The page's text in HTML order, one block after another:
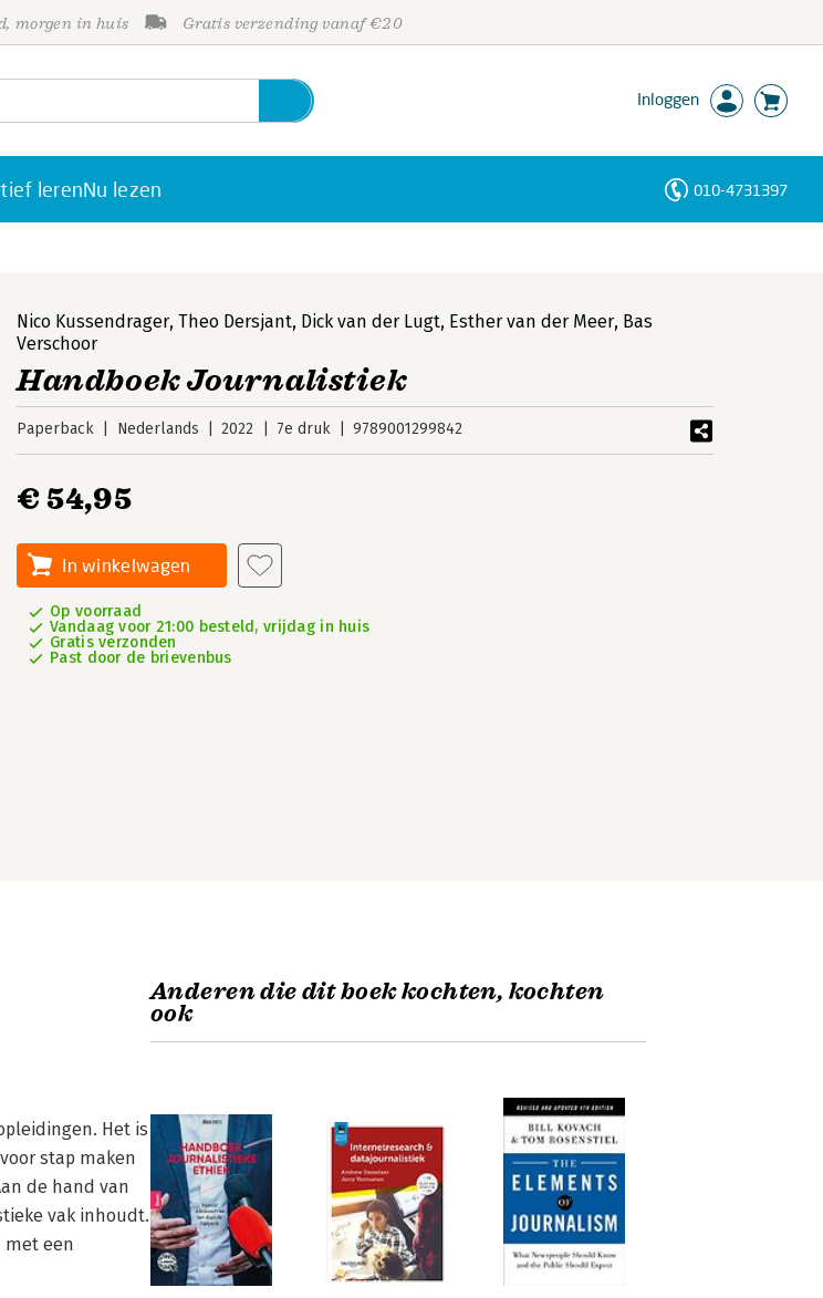
morgen in huis Gratis verzending vanaf €20
Inloggen
lerenNu lezen 010-4731397
Nico Kussendrager,Theo Dersjant, Dick van der Lugt, Esther van der Meer, Bas
Verschoor
Handboek Journalistiek
Paperback Nederlands 2022 7e druk 9789001299842
€ 54,95
In winkelwagen
Op voorraad
Vandaag voor 21:00 besteld, vrijdag in huis
Gratis verzonden
Past door de brievenbus
Het is
stap maken
de hand van
vak inhoudt.
met een
Anderen die dit boek kochten, kochten
ook
Personen